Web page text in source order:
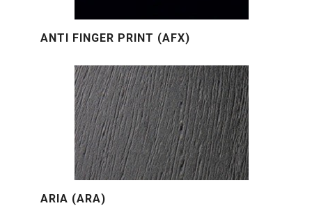
ANTI FINGER PRINT (AFX)
ARIA (ARA)